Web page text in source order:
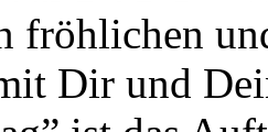
fröhlichen
Dir und